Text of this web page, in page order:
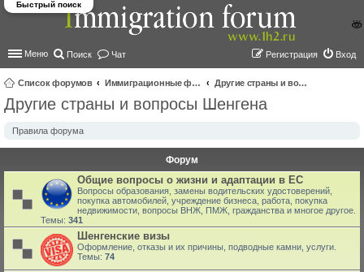
Меню Поиск Чат Вход
Регистрация
Список форумов Иммиграционные форумы | Immigration forums
Другие страны и вопросы Шенгена
Быстрый поиск
Другие страны и вопросы Шенгена
Правила форума
Форум
Общие вопросы о жизни и адаптации в ЕС
Вопросы образования, замены водительских удостоверений,
покупка автомобилей, учреждение бизнеса, работа, покупка
недвижимости, вопросы ВНЖ, ПМЖ, гражданства и многое другое.
Темы: 341
Шенгенские визы
Оформление, отказы и их причины, подводные камни, услуги.
Темы: 74